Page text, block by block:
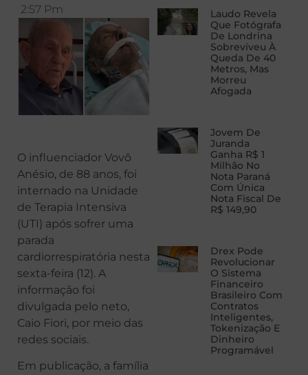
2:57 Pm
O influenciador Vovô
Anésio, de 88 anos, foi
internado na Unidade
de Terapia Intensiva
(UTI) após sofrer uma
parada
cardiorrespiratória nesta
sexta-feira (12). A
informação foi
divulgada pelo neto,
Caio Fiori, por meio das
redes sociais.
Em publicação, a família
Laudo Revela
Que Fotógrafa
De Londrina
Sobreviveu À
Queda De 40
Metros, Mas
Morreu
Afogada
Jovem De
Juranda
Ganha R$ 1
Milhão No
Nota Paraná
Com Única
Nota Fiscal De
R$ 149,90
Drex Pode
Revolucionar
O Sistema
Financeiro
Brasileiro Com
Contratos
Inteligentes,
Tokenização E
Dinheiro
Programável